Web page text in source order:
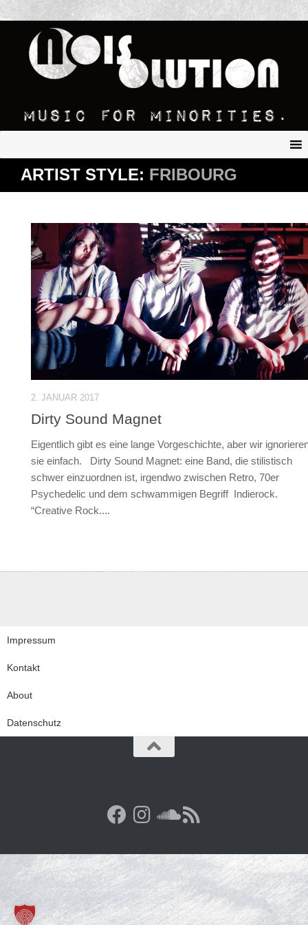
ARTIST STYLE: FRIBOURG
2. JANUAR 2017
Dirty Sound Magnet
Eigentlich gibt es eine lange Vorgeschichte, aber wir
sie einfach. Dirty Sound Magnet: eine Band, die stilistisch
schwer einzuordnen ist, irgendwo zwischen Retro, 70er
Psychedelic und dem schwammigen Begriff Indierock.
“Creative Rock....
Impressum
Kontakt
About
Datenschutz